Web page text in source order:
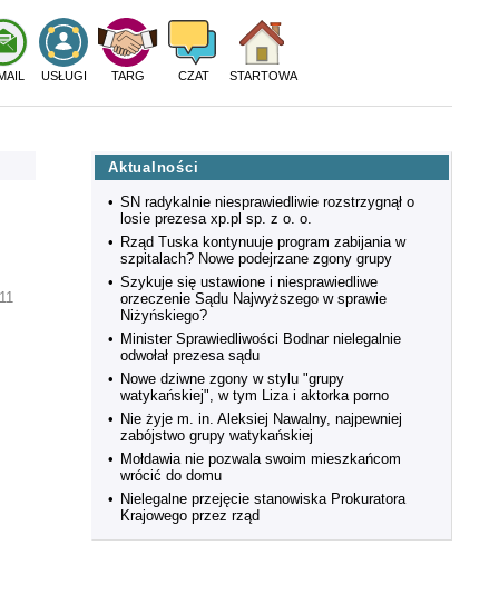
USŁUGI TARG CZAT STARTOWA
Aktualności
• SN radykalnie niesprawiedliwie rozstrzygnął o
losie prezesa xp.pl sp. z o. o.
• Rząd Tuska kontynuuje program zabijania w
szpitalach? Nowe podejrzane zgony grupy
• Szykuje się ustawione i niesprawiedliwe
orzeczenie Sądu Najwyższego w sprawie
Niżyńskiego?
• Minister Sprawiedliwości Bodnar nielegalnie
odwołał prezesa sądu
• Nowe dziwne zgony w stylu "grupy
watykańskiej", w tym Liza i aktorka porno
• Nie żyje m. in. Aleksiej Nawalny, najpewniej
zabójstwo grupy watykańskiej
• Mołdawia nie pozwala swoim mieszkańcom
wrócić do domu
• Nielegalne przejęcie stanowiska Prokuratora
Krajowego przez rząd